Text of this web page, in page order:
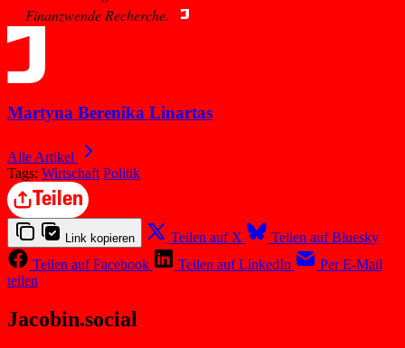
Finanzwende Recherche.
Martyna Berenika Linartas
Alle Artikel
Tags: Wirtschaft Politik
Teilen
Link kopieren Teilen auf X
Teilen auf Bluesky
Teilen auf Facebook
Teilen auf LinkedIn
Per E-Mail
teilen
Jacobin.social